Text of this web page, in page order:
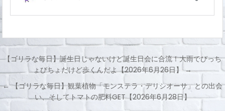
投
稿
【ゴリラな毎日】誕生日じゃないけど誕生日会に合流！大雨でびっち
ょびちょだけど歩くんだよ【2026年6月26日】 →
← 【ゴリラな毎日】観葉植物「モンステラ・デリシオーサ」との出会
い、そしてトマトの肥料GET【2026年6月28日】